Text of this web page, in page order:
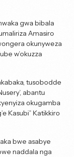
gwa bibala
Amasiro
okunyweza
w’okuzza
tusobodde
abantu
okugamba
Kasubi” Katikkiro
bwe asabye
naddala nga